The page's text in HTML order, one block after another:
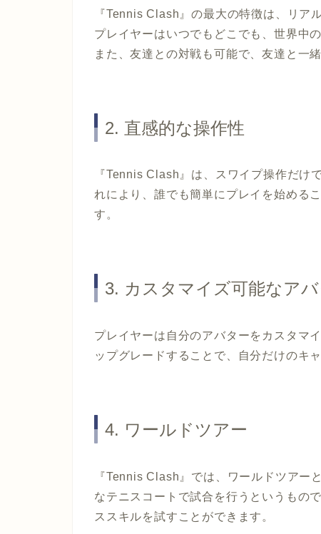
『Tennis Clash』の最大の特徴は、リア
プレイヤーはいつでもどこでも、世界中
また、友達との対戦も可能で、友達と一
2. 直感的な操作性
『Tennis Clash』は、スワイプ操作だけ
れにより、誰でも簡単にプレイを始める
す。
3. カスタマイズ可能なア
プレイヤーは自分のアバターをカスタマ
ップグレードすることで、自分だけのキ
4. ワールドツアー
『Tennis Clash』では、ワールドツアー
なテニスコートで試合を行うというもの
ススキルを試すことができます。